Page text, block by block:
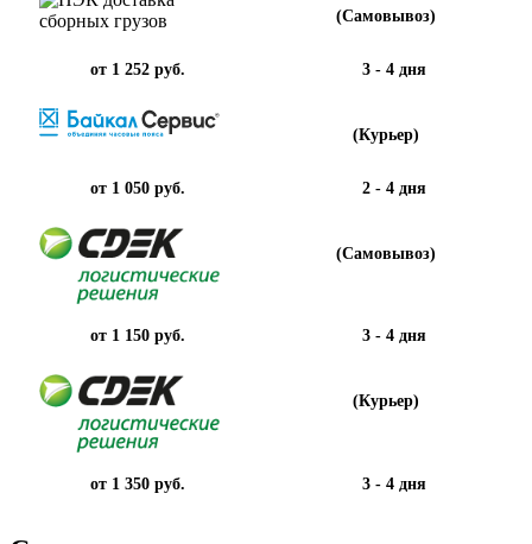
(Самовывоз)
от 1 252 руб. 3 - 4 дня
(Курьер)
от 1 050 руб. 2 - 4 дня
(Самовывоз)
от 1 150 руб. 3 - 4 дня
(Курьер)
от 1 350 руб. 3 - 4 дня